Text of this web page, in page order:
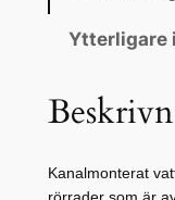
Ytterligare
Kanalmonterat
rörrader som är